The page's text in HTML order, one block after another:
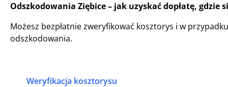
Odszkodowania Ziębice – jak uzyskać dopłatę, gdzie
Możesz bezpłatnie zweryfikować kosztorys i w
odszkodowania.
Weryfikacja kosztorysu